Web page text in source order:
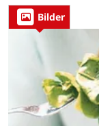
Bilder